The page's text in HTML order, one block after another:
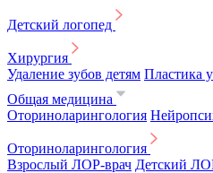
Детский логопед
Хирургия
Удаление зубов детям Пластика
Общая медицина
Оториноларингология
Оториноларингология
Взрослый ЛОР-врач Детский